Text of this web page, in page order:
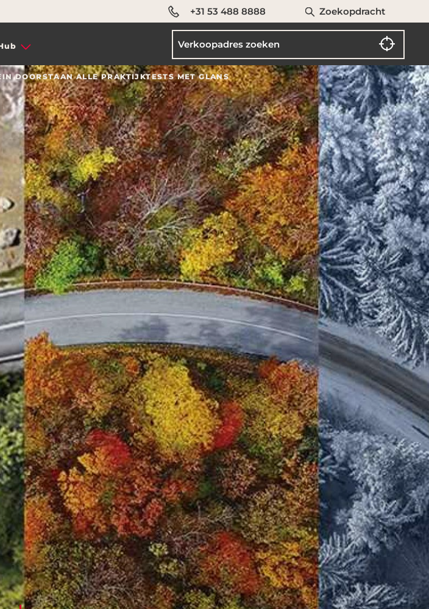
+31 53 488 8888 Zoekopdracht
DOORSTAAN ALLE PRAKTIJKTESTS MET GLANS